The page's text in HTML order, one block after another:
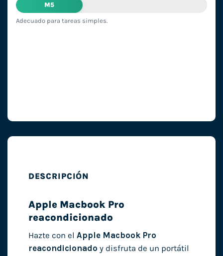
M5
Adecuado para tareas simples.
DESCRIPCIÓN
Apple Macbook Pro
reacondicionado
Hazte con el Apple Macbook Pro
reacondicionado y disfruta de un portátil